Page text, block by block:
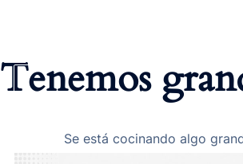
Tenemos
Se está cocinando algo